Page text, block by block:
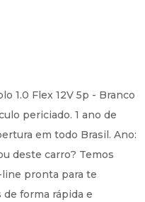
1.0 Flex 12V 5p - Branco
periciado. 1 ano de
em todo Brasil. Ano:
deste carro? Temos
pronta para te
forma rápida e